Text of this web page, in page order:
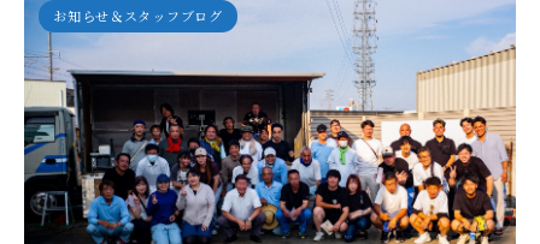
お知らせ＆スタッフブログ